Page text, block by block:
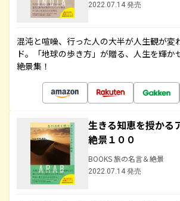
2022.07.14 発売
混沌と喧噪、行った人の大半が人生観が変
ド。「地球の歩き方」が贈る、人生を輝か
絶景集！
生きる知恵を授かる
絶景１００
BOOKS 旅の名言＆絶景
2022.07.14 発売